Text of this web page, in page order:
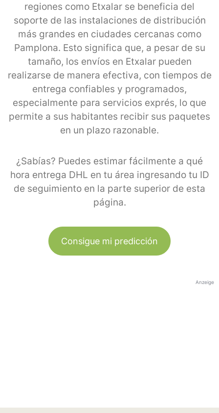
regiones como Etxalar se beneficia del
soporte de las instalaciones de distribución
más grandes en ciudades cercanas como
Pamplona. Esto significa que, a pesar de su
tamaño, los envíos en Etxalar pueden
realizarse de manera efectiva, con tiempos de
entrega confiables y programados,
especialmente para servicios exprés, lo que
permite a sus habitantes recibir sus paquetes
en un plazo razonable.
¿Sabías? Puedes estimar fácilmente a qué
hora entrega DHL en tu área ingresando tu ID
de seguimiento en la parte superior de esta
página.
Consigue mi predicción
Anzeige